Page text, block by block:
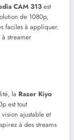
CAM 313 est
de 1080p,
faciles à appliquer.
streamer
la Razer Kiyo
est tout
ajustable et
à des streams